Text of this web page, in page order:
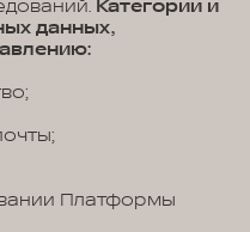
Категории и
данных,
Платформы